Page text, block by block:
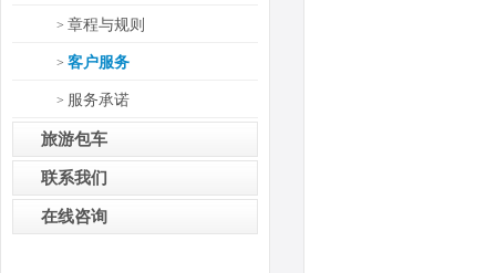
> 章程与规则
> 客户服务
> 服务承诺
旅游包车
联系我们
在线咨询